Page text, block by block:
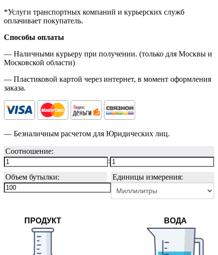
*Услуги транспортных компаний и курьерских служб
оплачивает покупатель.
Способы оплаты
— Наличными курьеру при получении. (только для Москвы и
Московской области)
— Пластиковой картой через интернет, в момент оформления
заказа.
— Безналичным расчетом для Юридических лиц.
Соотношение:
:
Объем бутылки:
Единицы измерения:
ПРОДУКТ ВОДА